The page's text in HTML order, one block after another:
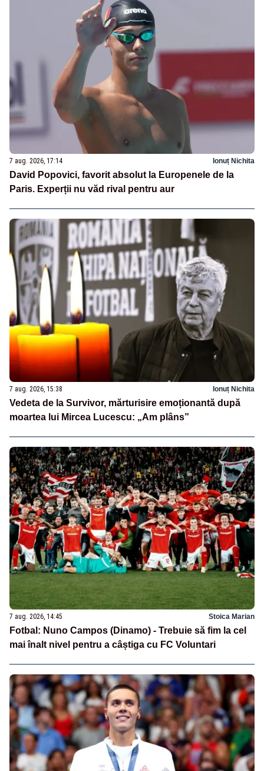
7 aug. 2026, 17:14 Ionuț Nichita
David Popovici, favorit absolut la Europenele de la
Paris. Experții nu văd rival pentru aur
7 aug. 2026, 15:38 Ionuț Nichita
Vedeta de la Survivor, mărturisire emoționantă după
moartea lui Mircea Lucescu: „Am plâns”
7 aug. 2026, 14:45 Stoica Marian
Fotbal: Nuno Campos (Dinamo) - Trebuie să fim la cel
mai înalt nivel pentru a câștiga cu FC Voluntari